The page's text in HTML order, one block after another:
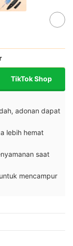
TikTok Shop
adonan dapat
lebih hemat
saat
mencampur